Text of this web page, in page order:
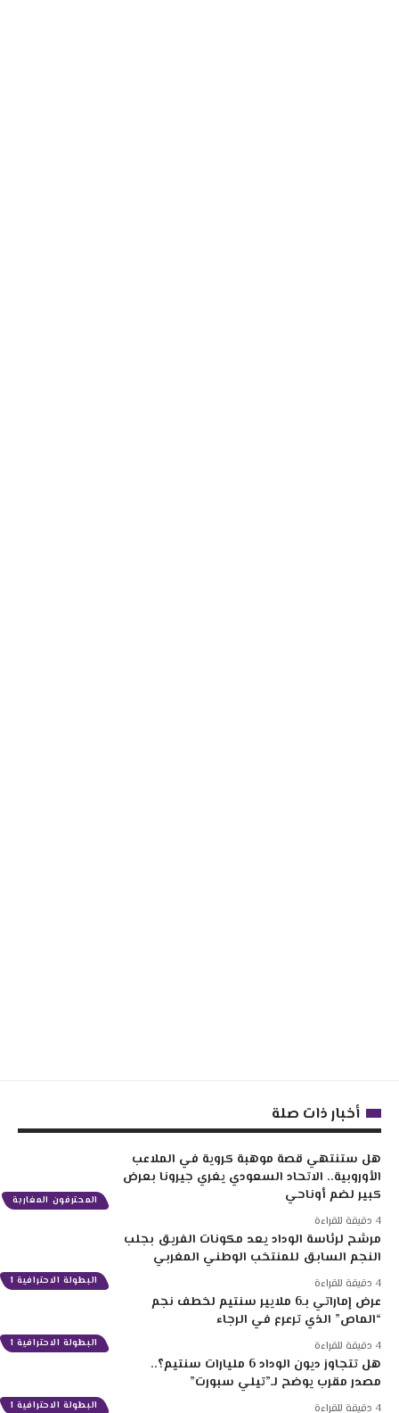
أخبار ذات صلة
المحترفون المغاربة
هل ستنتهي قصة موهبة كروية في الملاعب
الأوروبية.. الاتحاد السعودي يغري جيرونا بعرض
كبير لضم أوناحي
البطولة الاحترافية 1
مرشح لرئاسة الوداد يعد مكونات الفريق بجلب
النجم السابق للمنتخب الوطني المغربي
البطولة الاحترافية 1
عرض إماراتي بـ6 ملايير سنتيم لخطف نجم
“الماص” الذي ترعرع في الرجاء
البطولة الاحترافية 1
هل تتجاوز ديون الوداد 6 مليارات سنتيم؟..
مصدر مقرب يوضح لـ”تيلي سبورت”